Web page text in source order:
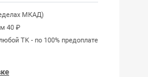
МКАД)
40 ₽
TK - по 100% предоплате